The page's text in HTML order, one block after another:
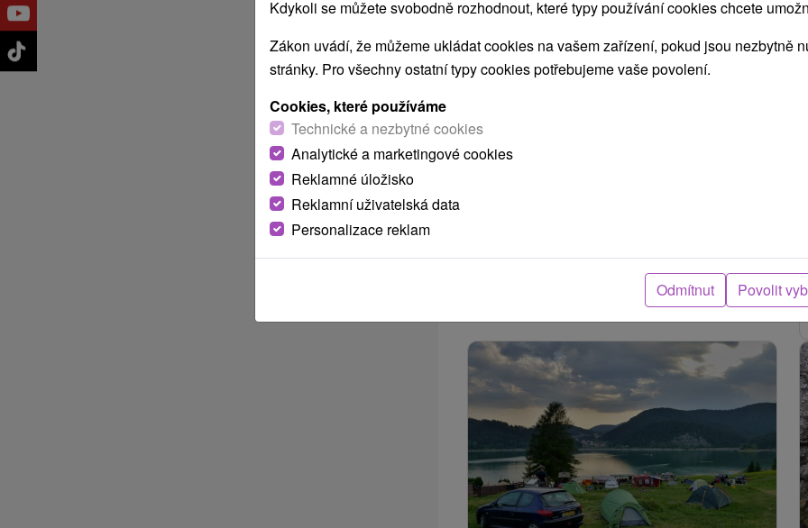
Košický kraj -
ZOBRAZIT
Kdykoli se můžete svobodně rozhodnout, které typy používání cookies chcete
Zákon uvádí, že můžeme ukládat cookies na vašem zařízení, pokud jsou nezbytně
stránky. Pro všechny ostatní typy cookies potřebujeme vaše povolení.
Cookies, které používáme
Technické a nezbytné cookies
Analytické a marketingové cookies
Reklamné úložisko
Reklamní uživatelská data
Personalizace reklam
Odmítnut Povolit